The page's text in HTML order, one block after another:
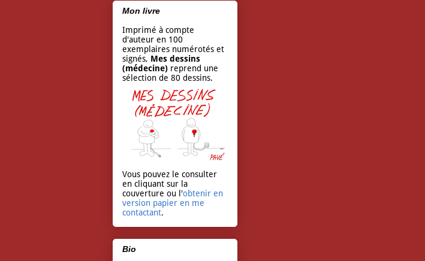
Mon livre
Imprimé à compte
d'auteur en 100
exemplaires numérotés et
signés, Mes dessins
(médecine) reprend une
sélection de 80 dessins.
Vous pouvez le consulter
en cliquant sur la
couverture ou l'obtenir en
version papier en me
contactant.
Bio